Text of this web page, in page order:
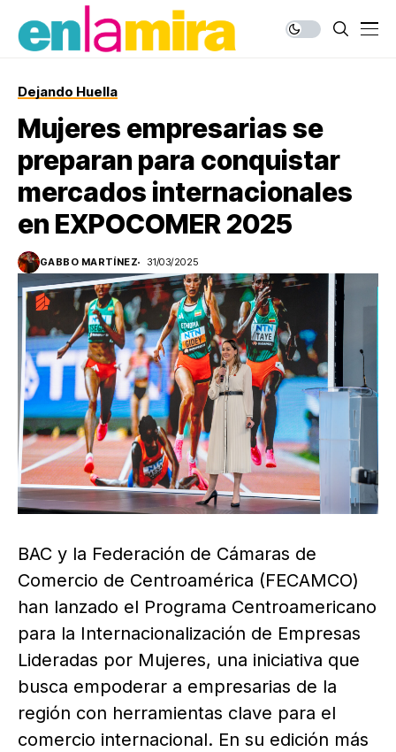
Dejando Huella
Mujeres empresarias se
preparan para conquistar
mercados internacionales
en EXPOCOMER 2025
GABBO MARTÍNEZ 31/03/2025
BAC y la Federación de Cámaras de
Comercio de Centroamérica (FECAMCO)
han lanzado el Programa Centroamericano
para la Internacionalización de Empresas
Lideradas por Mujeres, una iniciativa que
busca empoderar a empresarias de la
región con herramientas clave para el
comercio internacional. En su edición más